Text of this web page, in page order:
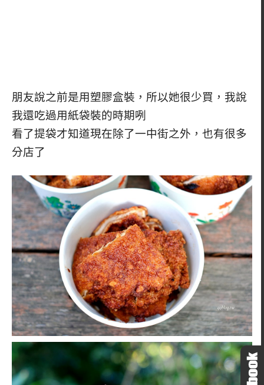
朋友說之前是用塑膠盒裝，所以她很少買，我說
我還吃過用紙袋裝的時期咧
看了提袋才知道現在除了一中街之外，也有很多
分店了